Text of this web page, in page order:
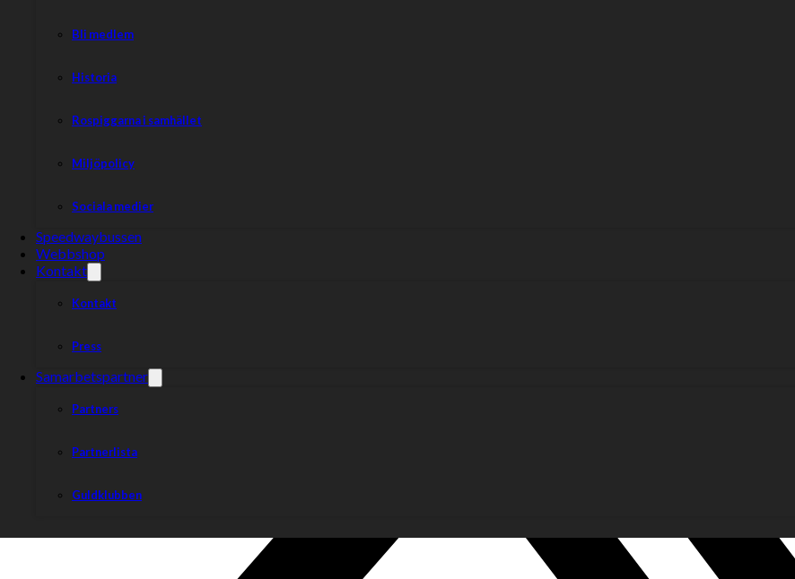
Bli medlem
Historia
Rospiggarna i samhället
Miljöpolicy
Sociala medier
Speedwaybussen
Webbshop
Kontakt
Kontakt
Press
Samarbetspartner
Partners
Partnerlista
Guldklubben